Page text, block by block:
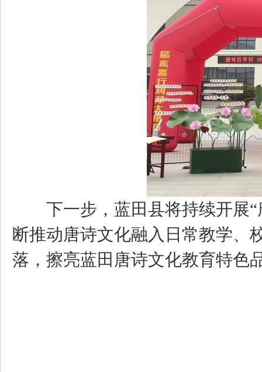
下一步，蓝田县将持续开展“
断推动唐诗文化融入日常教学、
落，擦亮蓝田唐诗文化教育特色